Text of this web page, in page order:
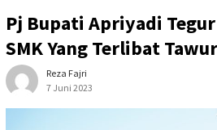
Pj Bupati Apriyadi
SMK Yang Terlibat
Reza Fajri
7 Juni 2023